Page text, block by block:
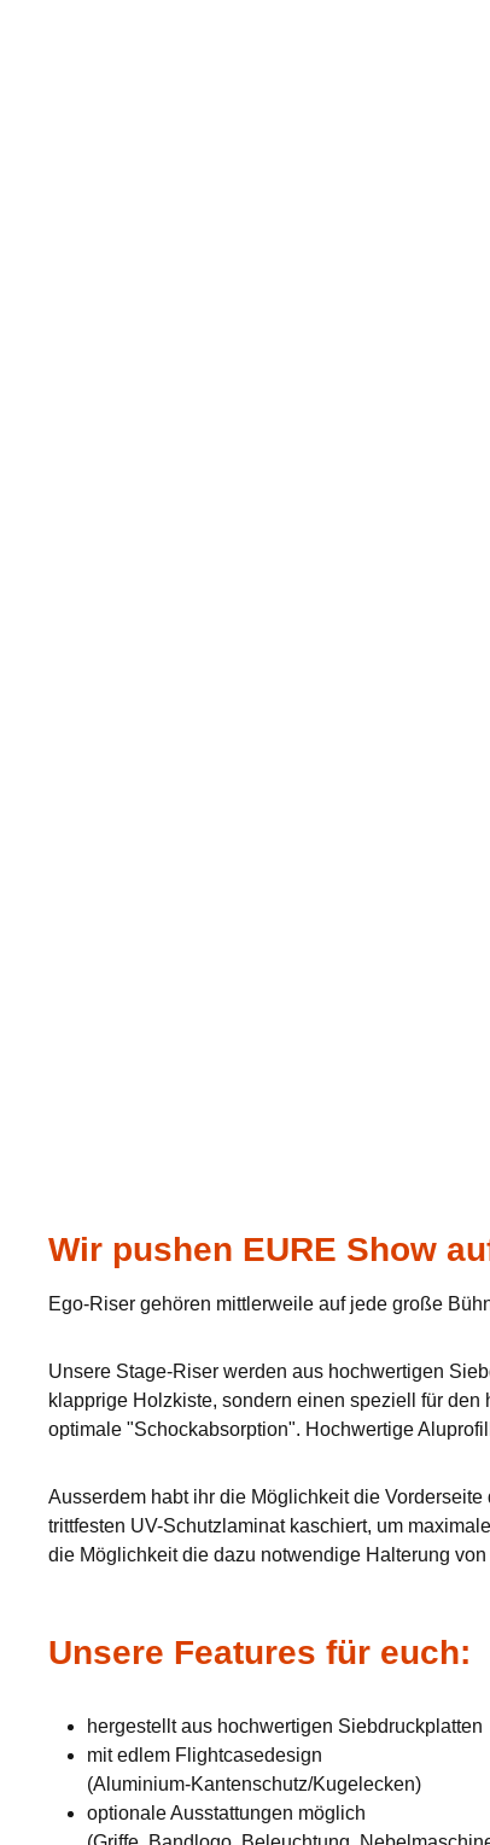
Wir pushen EURE Show
Ego-Riser gehören mittlerweile auf jede große
Unsere Stage-Riser werden aus hochwertigen
klapprige Holzkiste, sondern einen speziell für
optimale "Schockabsorption". Hochwertige
Ausserdem habt ihr die Möglichkeit die
trittfesten UV-Schutzlaminat kaschiert, um
die Möglichkeit die dazu notwendige Halterung
Unsere Features für euch:
hergestellt aus hochwertigen Siebdruckplatten
mit edlem Flightcasedesign
(Aluminium-Kantenschutz/Kugelecken)
optionale Ausstattungen möglich